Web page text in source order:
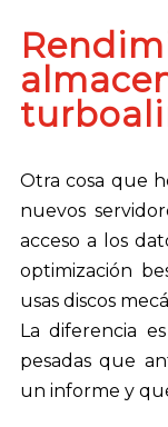
Otra cosa que
nuevos
acceso a los
optimización
usas discos
La diferencia
pesadas que
un informe y